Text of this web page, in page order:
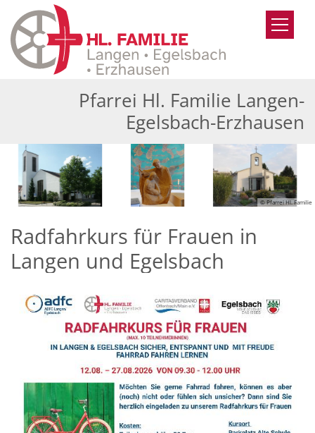
Zum Inhalt springen
Pfarrei Hl. Familie Langen-
Egelsbach-Erzhausen
© Pfarrei Hl. Familie
Radfahrkurs für Frauen in
Langen und Egelsbach